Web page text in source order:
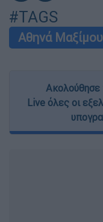
#TAGS
Αθηνά Μαξίμου
Ακολούθησε
Live όλες οι